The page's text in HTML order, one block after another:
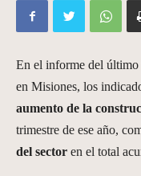
En el informe del último
en Misiones, los
aumento de la
trimestre de ese año,
del sector en el total